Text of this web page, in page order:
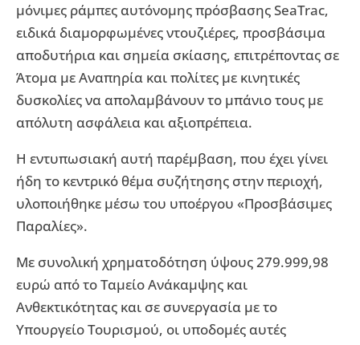
μόνιμες ράμπες αυτόνομης πρόσβασης SeaTrac,
ειδικά διαμορφωμένες ντουζιέρες, προσβάσιμα
αποδυτήρια και σημεία σκίασης, επιτρέποντας σε
Άτομα με Αναπηρία και πολίτες με κινητικές
δυσκολίες να απολαμβάνουν το μπάνιο τους με
απόλυτη ασφάλεια και αξιοπρέπεια.
Η εντυπωσιακή αυτή παρέμβαση, που έχει γίνει
ήδη το κεντρικό θέμα συζήτησης στην περιοχή,
υλοποιήθηκε μέσω του υποέργου «Προσβάσιμες
Παραλίες».
Με συνολική χρηματοδότηση ύψους 279.999,98
ευρώ από το Ταμείο Ανάκαμψης και
Ανθεκτικότητας και σε συνεργασία με το
Υπουργείο Τουρισμού, οι υποδομές αυτές